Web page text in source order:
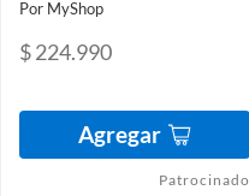
Por MyShop
$ 224.990
Agregar
Patrocinado